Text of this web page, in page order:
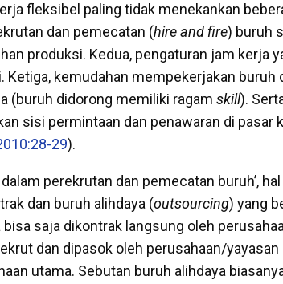
fleksibel paling tidak menekankan
dan pemecatan (hire and fire) buruh
produksi. Kedua, pengaturan jam kerja
Ketiga, kemudahan mempekerjakan buruh
(buruh didorong memiliki ragam skill).
sisi permintaan dan penawaran di pasar
29).
perekrutan dan pemecatan buruh’,
dan buruh alihdaya (outsourcing) yang
saja dikontrak langsung oleh
dan dipasok oleh perusahaan/
utama. Sebutan buruh alihdaya